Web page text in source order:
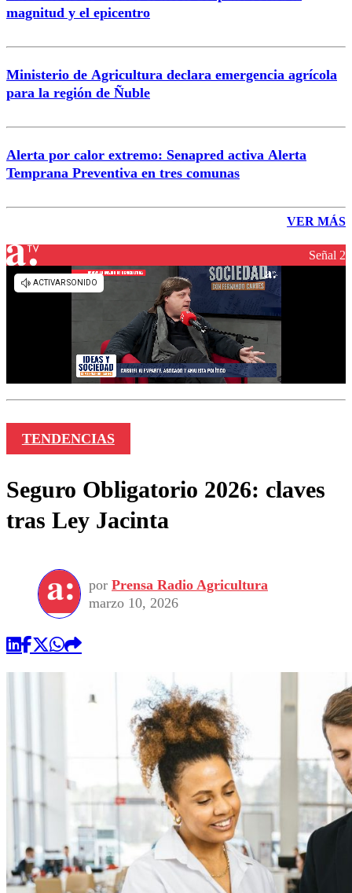
magnitud y el epicentro
Ministerio de Agricultura declara emergencia agrícola
para la región de Ñuble
Alerta por calor extremo: Senapred activa Alerta
Temprana Preventiva en tres comunas
VER MÁS
Señal 2
TENDENCIAS
Seguro Obligatorio 2026: claves
tras Ley Jacinta
por Prensa Radio Agricultura
marzo 10, 2026